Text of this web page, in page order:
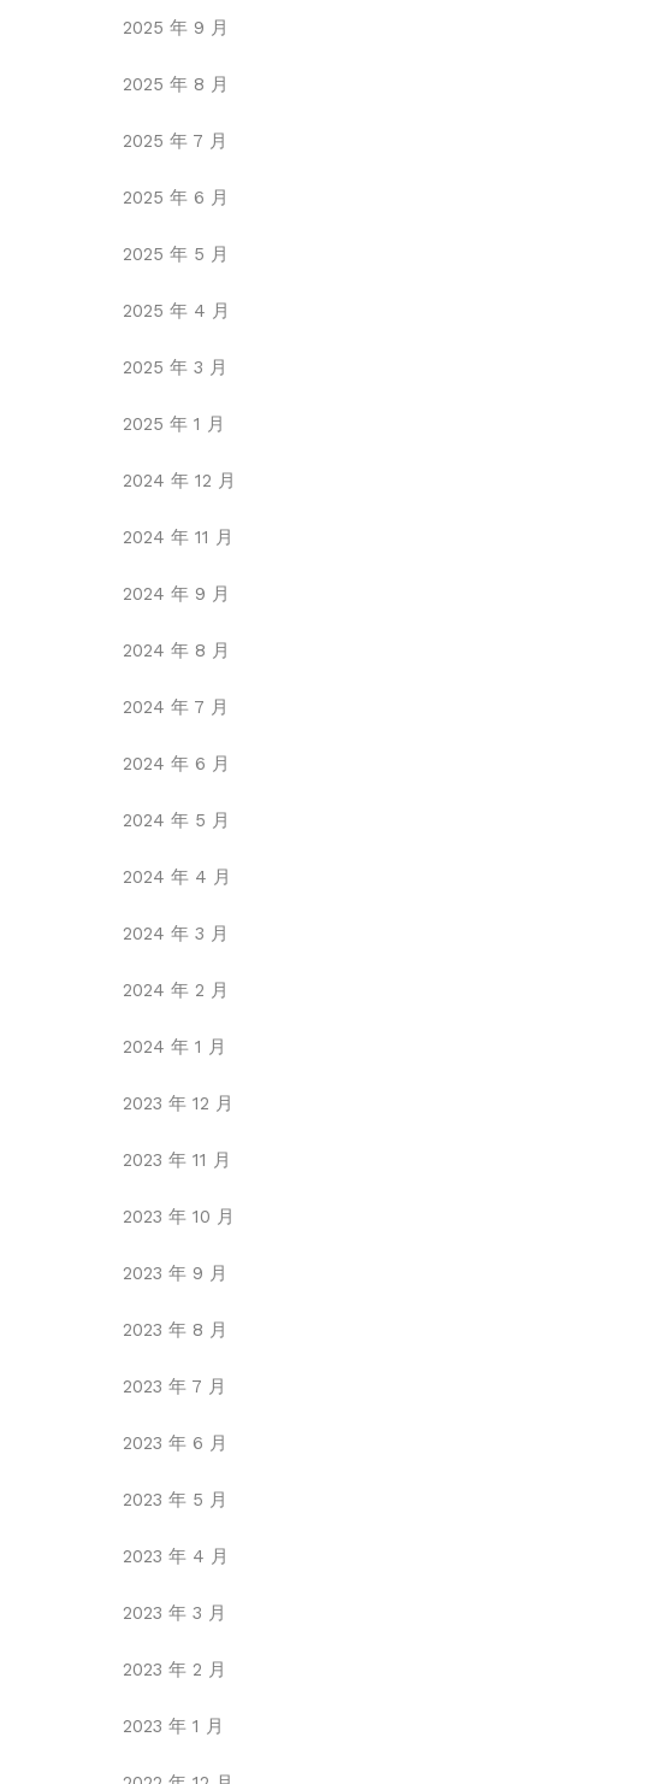
2025 年 9 月
2025 年 8 月
2025 年 7 月
2025 年 6 月
2025 年 5 月
2025 年 4 月
2025 年 3 月
2025 年 1 月
2024 年 12 月
2024 年 11 月
2024 年 9 月
2024 年 8 月
2024 年 7 月
2024 年 6 月
2024 年 5 月
2024 年 4 月
2024 年 3 月
2024 年 2 月
2024 年 1 月
2023 年 12 月
2023 年 11 月
2023 年 10 月
2023 年 9 月
2023 年 8 月
2023 年 7 月
2023 年 6 月
2023 年 5 月
2023 年 4 月
2023 年 3 月
2023 年 2 月
2023 年 1 月